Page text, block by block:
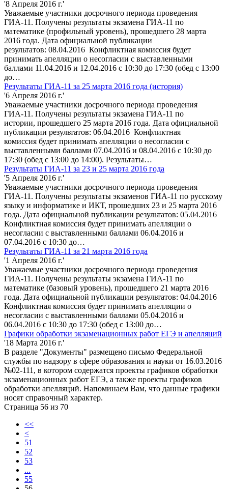
'8 Апреля 2016 г.'
Уважаемые участники досрочного периода проведения
ГИА-11. Получены результаты экзамена ГИА-11 по
математике (профильный уровень), прошедшего 28 марта
2016 года. Дата официальной публикации
результатов: 08.04.2016 Конфликтная комиссия будет
принимать апелляции о несогласии с выставленными
баллами 11.04.2016 и 12.04.2016 с 10:30 до 17:30 (обед с 13:00
до…
Результаты ГИА-11 за 25 марта 2016 года (история)
'6 Апреля 2016 г.'
Уважаемые участники досрочного периода проведения
ГИА-11. Получены результаты экзамена ГИА-11 по
истории, прошедшего 25 марта 2016 года. Дата официальной
публикации результатов: 06.04.2016 Конфликтная
комиссия будет принимать апелляции о несогласии с
выставленными баллами 07.04.2016 и 08.04.2016 с 10:30 до
17:30 (обед с 13:00 до 14:00). Результаты…
Результаты ГИА-11 за 23 и 25 марта 2016 года
'5 Апреля 2016 г.'
Уважаемые участники досрочного периода проведения
ГИА-11. Получены результаты экзаменов ГИА-11 по русскому
языку и информатике и ИКТ, прошедших 23 и 25 марта 2016
года. Дата официальной публикации результатов: 05.04.2016
Конфликтная комиссия будет принимать апелляции о
несогласии с выставленными баллами 06.04.2016 и
07.04.2016 с 10:30 до…
Результаты ГИА-11 за 21 марта 2016 года
'1 Апреля 2016 г.'
Уважаемые участники досрочного периода проведения
ГИА-11. Получены результаты экзамена ГИА-11 по
математике (базовый уровень), прошедшего 21 марта 2016
года. Дата официальной публикации результатов: 04.04.2016
Конфликтная комиссия будет принимать апелляции о
несогласии с выставленными баллами 05.04.2016 и
06.04.2016 с 10:30 до 17:30 (обед с 13:00 до…
Графики обработки экзаменационных работ ЕГЭ и апелляций
'18 Марта 2016 г.'
В разделе "Документы" размещено письмо Федеральной
службы по надзору в сфере образования и науки от 16.03.2016
№02-111, в котором содержатся проекты графиков обработки
экзаменационных работ ЕГЭ, а также проекты графиков
обработки апелляций. Напоминаем Вам, что данные графики
носят справочный характер.
Страница 56 из 70
<<
<
51
52
53
...
55